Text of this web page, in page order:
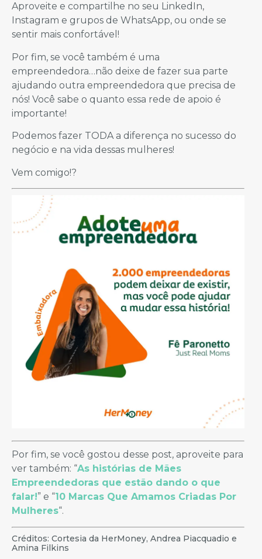
Aproveite e compartilhe no seu LinkedIn,
Instagram e grupos de WhatsApp, ou onde se
sentir mais confortável!
Por fim, se você também é uma
empreendedora…não deixe de fazer sua parte
ajudando outra empreendedora que precisa de
nós! Você sabe o quanto essa rede de apoio é
importante!
Podemos fazer TODA a diferença no sucesso do
negócio e na vida dessas mulheres!
Vem comigo!?
Por fim, se você gostou desse post, aproveite para
ver também: “As histórias de Mães
Empreendedoras que estão dando o que
falar!” e “10 Marcas Que Amamos Criadas Por
Mulheres“.
Créditos: Cortesia da HerMoney, Andrea Piacquadio e
Amina Filkins